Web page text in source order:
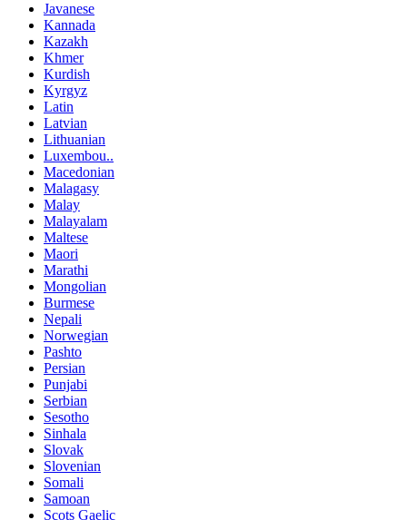
Javanese
Kannada
Kazakh
Khmer
Kurdish
Kyrgyz
Latin
Latvian
Lithuanian
Luxembou..
Macedonian
Malagasy
Malay
Malayalam
Maltese
Maori
Marathi
Mongolian
Burmese
Nepali
Norwegian
Pashto
Persian
Punjabi
Serbian
Sesotho
Sinhala
Slovak
Slovenian
Somali
Samoan
Scots Gaelic